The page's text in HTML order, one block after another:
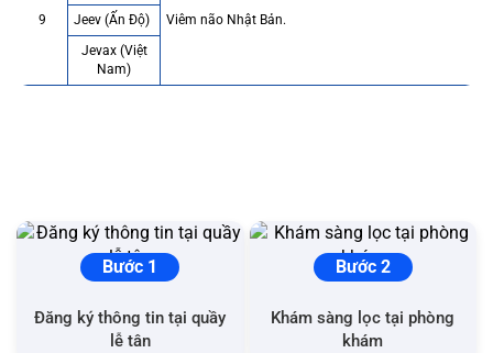
9
Viêm não Nhật Bản.
Jeev (Ấn Độ)
Jevax (Việt
Nam)
Bước 1
Đăng ký thông tin tại quầy
lễ tân
Bước 2
Khám sàng lọc tại phòng
khám